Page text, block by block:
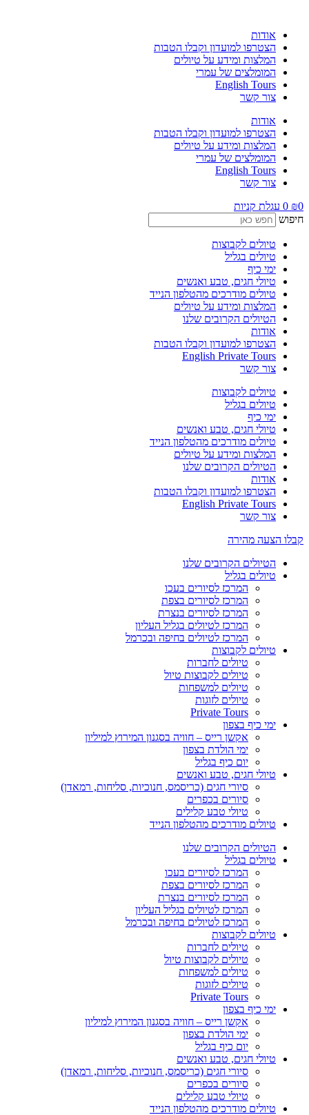
אודות
הצטרפו למועדון וקבלו הטבות
המלצות ומידע על טיולים
המומלצים של עמרי
English Tours
צור קשר
אודות
הצטרפו למועדון וקבלו הטבות
המלצות ומידע על טיולים
המומלצים של עמרי
English Tours
צור קשר
₪
0 עגלת קניות
חיפוש
טיולים לקבוצות
טיולים בגליל
ימי כיף
טיולי חגים, טבע ואנשים
טיולים מודרכים מהטלפון הנייד
המלצות ומידע על טיולים
הטיולים הקרובים שלנו
אודות
הצטרפו למועדון וקבלו הטבות
English Private Tours
צור קשר
טיולים לקבוצות
טיולים בגליל
ימי כיף
טיולי חגים, טבע ואנשים
טיולים מודרכים מהטלפון הנייד
המלצות ומידע על טיולים
הטיולים הקרובים שלנו
אודות
הצטרפו למועדון וקבלו הטבות
English Private Tours
צור קשר
קבלו הצעה מהירה
הטיולים הקרובים שלנו
טיולים בגליל
המרכז לסיורים בעכו
המרכז לסיורים בצפת
המרכז לסיורים בנצרת
המרכז לטיולים בגליל העליון
המרכז לטיולים בחיפה ובכרמל
טיולים לקבוצות
טיולים לחברות
טיולים לקבוצות טיול
טיולים למשפחות
טיולים לזוגות
Private Tours
ימי כיף בצפון
אקשן רייס – חוויה בסגנון המירוץ למיליון
ימי הולדת בצפון
יום כיף בגליל
טיולי חגים, טבע ואנשים
סיורי חגים (כריסמס, חנוכיות, סליחות, רמאדן)
סיורים בכפרים
טיולי טבע קלילים
טיולים מודרכים מהטלפון הנייד
הטיולים הקרובים שלנו
טיולים בגליל
המרכז לסיורים בעכו
המרכז לסיורים בצפת
המרכז לסיורים בנצרת
המרכז לטיולים בגליל העליון
המרכז לטיולים בחיפה ובכרמל
טיולים לקבוצות
טיולים לחברות
טיולים לקבוצות טיול
טיולים למשפחות
טיולים לזוגות
Private Tours
ימי כיף בצפון
אקשן רייס – חוויה בסגנון המירוץ למיליון
ימי הולדת בצפון
יום כיף בגליל
טיולי חגים, טבע ואנשים
סיורי חגים (כריסמס, חנוכיות, סליחות, רמאדן)
סיורים בכפרים
טיולי טבע קלילים
טיולים מודרכים מהטלפון הנייד